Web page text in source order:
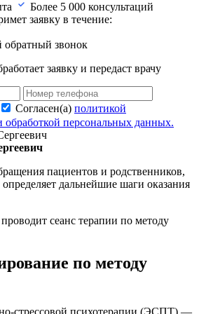
Более 5 000 консультаций
заявку в течение:
звонок
заявку и передаст врачу
Согласен(а) политикой
обработкой персональных данных.
пациентов и родственников,
дальнейшие шаги оказания
по методу
стрессовой психотерапии (ЭСПТ) —